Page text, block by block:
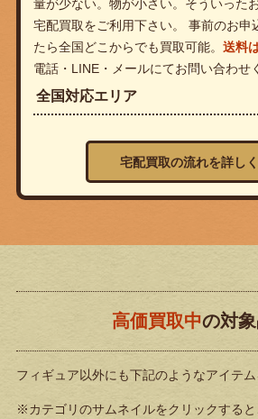
量が少ない。物が小さい。そういった
宅配買取をご利用下さい。 事前のお申
たら全国どこからでも買取可能。 送料
電話・LINE・メールにてお問い合わせ
全国対応エリア
宅配買取の流れを詳し
高価買取中の対象
フィギュア以外にも下記のようなアイテ
※カテゴリのサムネイルをクリックする